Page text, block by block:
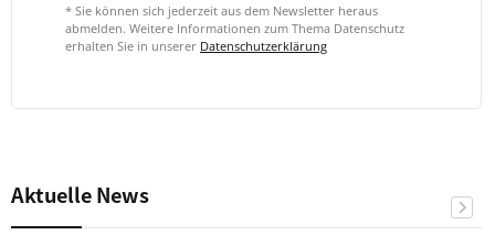
* Sie können sich jederzeit aus dem Newsletter heraus
abmelden. Weitere Informationen zum Thema Datenschutz
erhalten Sie in unserer Datenschutzerklärung
Aktuelle News